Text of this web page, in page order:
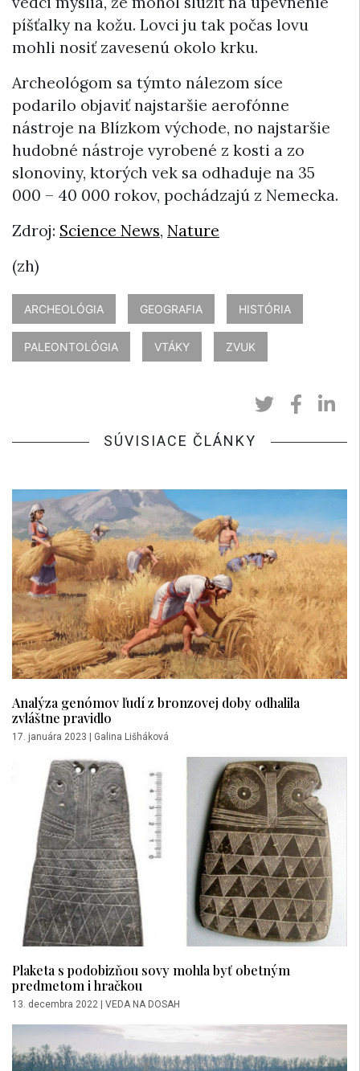
píšťalky na kožu. Lovci ju tak počas lovu
mohli nosiť zavesenú okolo krku.
Archeológom sa týmto nálezom síce
podarilo objaviť najstaršie aerofónne
nástroje na Blízkom východe, no najstaršie
hudobné nástroje vyrobené z kosti a zo
slonoviny, ktorých vek sa odhaduje na 35
000 – 40 000 rokov, pochádzajú z Nemecka.
Zdroj: Science News, Nature
(zh)
ARCHEOLÓGIA GEOGRAFIA HISTÓRIA
PALEONTOLÓGIA VTÁKY ZVUK
SÚVISIACE ČLÁNKY
Analýza genómov ľudí z bronzovej doby odhalila
zvláštne pravidlo
17. januára 2023 Galina Lišháková
Plaketa s podobizňou sovy mohla byť obetným
predmetom i hračkou
13. decembra 2022 VEDA NA DOSAH